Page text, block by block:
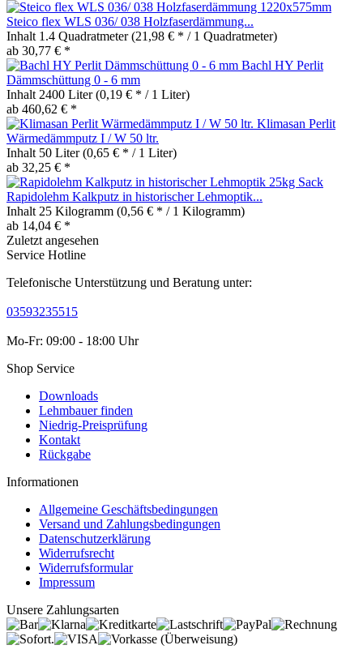
Steico flex WLS 036/ 038 Holzfaserdämmung...
Inhalt 1.4 Quadratmeter(21,98 € * / 1 Quadratmeter)
ab 30,77 € *
Bachl HY Perlit
Dämmschüttung 0 - 6 mm
Inhalt 2400 Liter(0,19 € * / 1 Liter)
ab 460,62 € *
Klimasan Perlit
Wärmedämmputz I / W 50 ltr.
Inhalt 50 Liter(0,65 € * / 1 Liter)
ab 32,25 € *
Rapidolehm Kalkputz in historischer Lehmoptik...
Inhalt 25 Kilogramm (0,56 € * / 1 Kilogramm)
ab 14,04 € *
Zuletzt angesehen
Service Hotline
Telefonische Unterstützung und Beratung unter:
03593235515
Mo-Fr: 09:00 - 18:00 Uhr
Shop Service
Downloads
Lehmbauer finden
Niedrig-Preisprüfung
Kontakt
Rückgabe
Informationen
Allgemeine Geschäftsbedingungen
Versand und Zahlungsbedingungen
Datenschutzerklärung
Widerrufsrecht
Widerrufsformular
Impressum
Unsere Zahlungsarten